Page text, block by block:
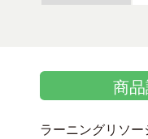
商
ラーニングリソ